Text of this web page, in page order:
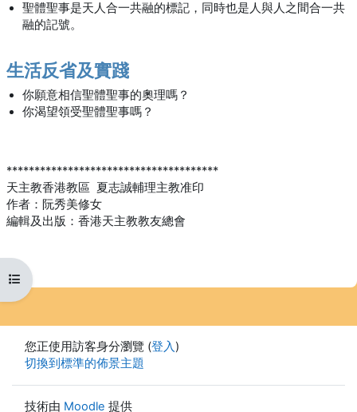
開啟課程索引
聖體聖事是天人合一共融的標記，同時也是人與人之間合一共
融的記號。
生活反省及實踐
你願意相信聖體聖事的奧理嗎？
你渴望領受聖體聖事嗎？
**************************************
天主教香港教區 夏志誠輔理主教准印
作者：阮秀美修女
編輯及出版：香港天主教教友總會
您正使用訪客身分瀏覽 (登入)
切換到標準的佈景主題
技術由 Moodle 提供